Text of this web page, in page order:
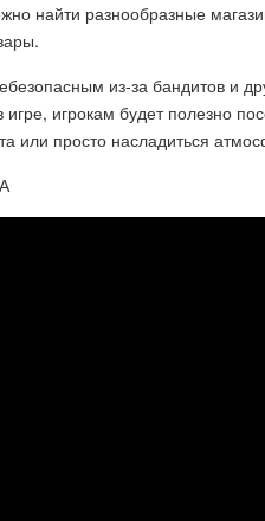
найти разнообразные
из-за бандитов и
игрокам будет полезно
или просто насладиться